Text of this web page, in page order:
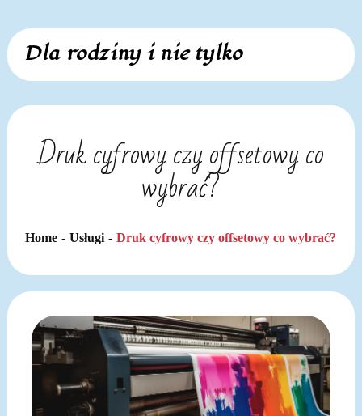
Skip
content
Dla rodziny i nie tylko
Druk cyfrowy czy offsetowy co
wybrać?
Home Usługi Druk cyfrowy czy offsetowy co wybrać?